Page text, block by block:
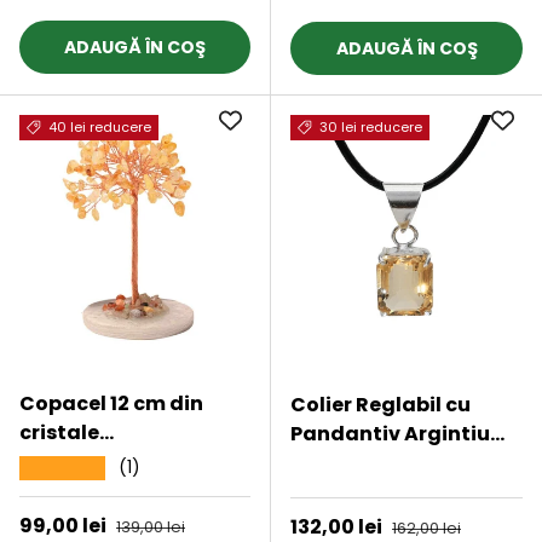
ADAUGĂ ÎN COŞ ADAUGĂ ÎN COŞ
40 lei reducere
Copacel 12 cm din
cristale
semipretioase Citrin
si baza de agat -
Aduce claritate
(1)
Preț de vânzare
99,00 lei Preț obișnuit
139,00 lei
30 lei reducere
Colier Reglabil cu
Pandantiv Argintiu
Dreptunghiulara cu
Citrin Natural Fatetat
Preț de vânzare
132,00 lei Preț obișnuit
162,00 lei